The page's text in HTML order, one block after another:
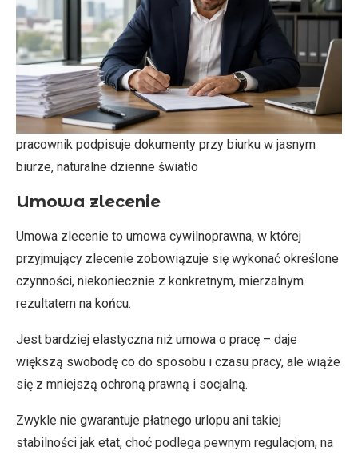
pracownik podpisuje dokumenty przy biurku w jasnym
biurze, naturalne dzienne światło
Umowa zlecenie
Umowa zlecenie to umowa cywilnoprawna, w której
przyjmujący zlecenie zobowiązuje się wykonać określone
czynności, niekoniecznie z konkretnym, mierzalnym
rezultatem na końcu.
Jest bardziej elastyczna niż umowa o pracę – daje
większą swobodę co do sposobu i czasu pracy, ale wiąże
się z mniejszą ochroną prawną i socjalną.
Zwykle nie gwarantuje płatnego urlopu ani takiej
stabilności jak etat, choć podlega pewnym regulacjom, na